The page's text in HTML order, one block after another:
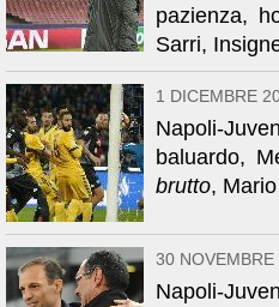
pazienza,
Sarri,
1 DICEMBRE
Napoli-
baluardo,
brutto,
30 NOVEMBRE
Napoli-